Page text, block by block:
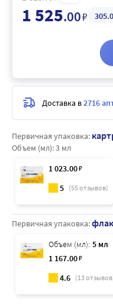
Первичная упаковка:
Объем (мл):3 мл
1 023.00₽
5 (55отзывов)
Первичная упаковка:
Объем (мл): 5 мл
1 167.00₽
4.6 (13
1 525.00₽ 305
Доставка в2716